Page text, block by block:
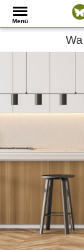
Menü